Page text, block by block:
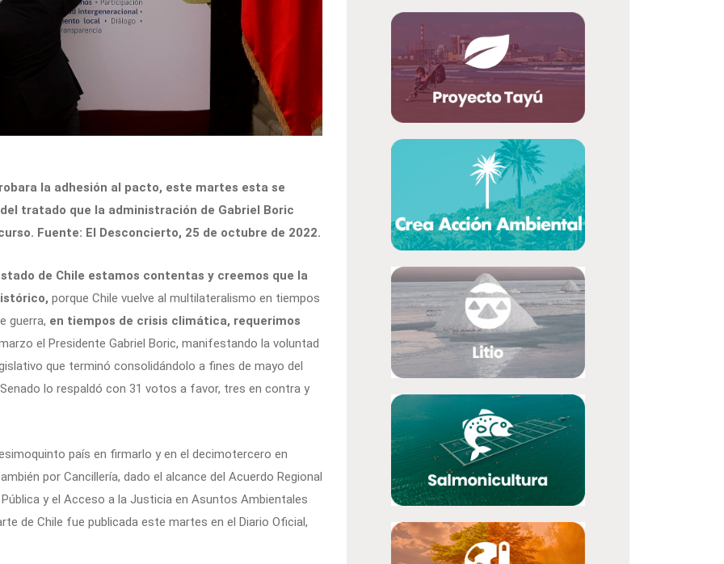
la adhesión al pacto, este martes esta se
tratado que la administración de Gabriel Boric
Fuente: El Desconcierto, 25 de octubre de 2022.
de Chile estamos contentas y creemos que la
porque Chile vuelve al multilateralismo en tiempos
guerra, en tiempos de crisis climática, requerimos
el Presidente Gabriel Boric, manifestando la voluntad
que terminó consolidándolo a fines de mayo del
lo respaldó con 31 votos a favor, tres en contra y
país en firmarlo y en el decimotercero en
por Cancillería, dado el alcance del Acuerdo Regional
y el Acceso a la Justicia en Asuntos Ambientales
de Chile fue publicada este martes en el Diario Oficial,